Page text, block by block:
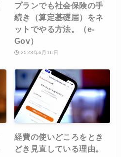
プランでも社会保険の手
続き（算定基礎届）をネ
ットでやる方法。（e-
Gov）
2023年6月16日
経費の使いどころをとき
どき見直している理由。